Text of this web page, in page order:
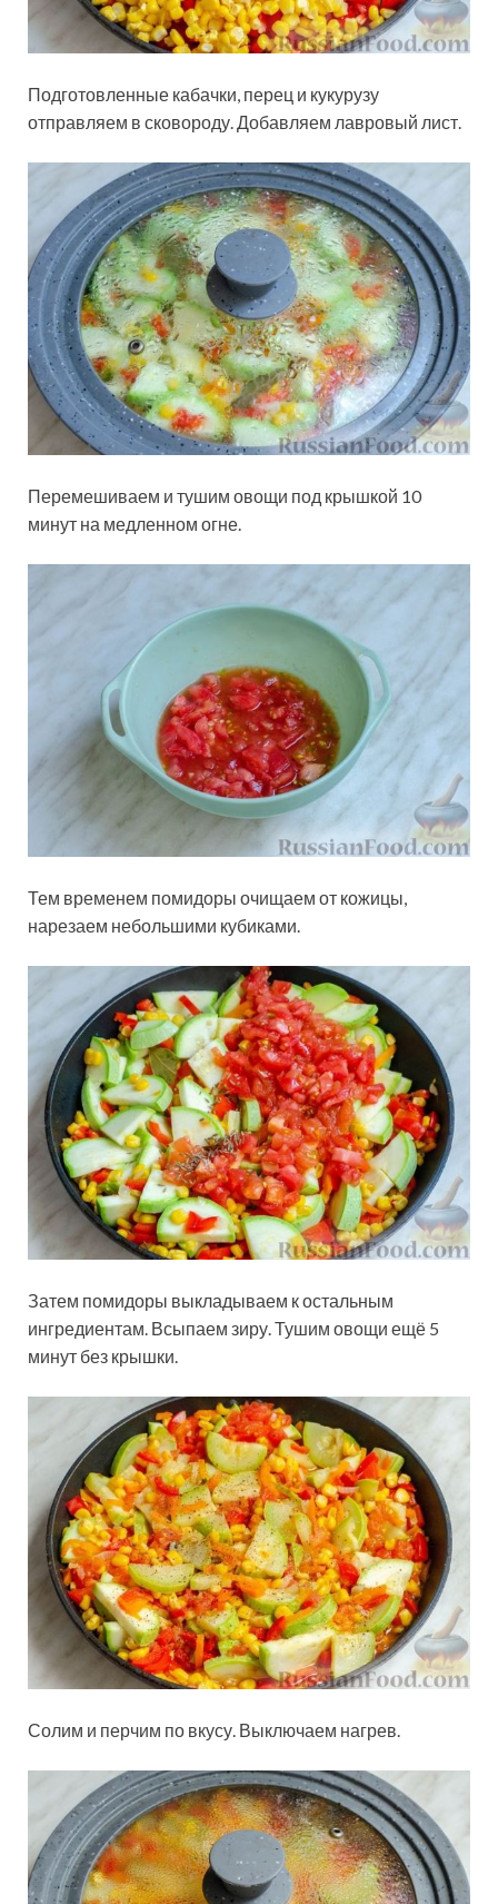
Подготовленные кабачки, перец и кукурузу
отправляем в сковороду. Добавляем лавровый лист.
Перемешиваем и тушим овощи под крышкой 10
минут на медленном огне.
Тем временем помидоры очищаем от кожицы,
нарезаем небольшими кубиками.
Затем помидоры выкладываем к остальным
ингредиентам. Всыпаем зиру. Тушим овощи ещё 5
минут без крышки.
Солим и перчим по вкусу. Выключаем нагрев.